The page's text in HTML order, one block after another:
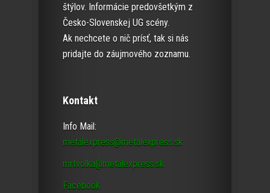
štýlov. Informácie predovšetkým z
Česko-Slovenskej UG scény.
Ak nechcete o nič prísť, tak si nás
pridajte do záujmového zoznamu.
Kontakt
Info Mail:
metalexpress@metalexpress.sk
mrtvolka@metalexpress.sk
Facebook